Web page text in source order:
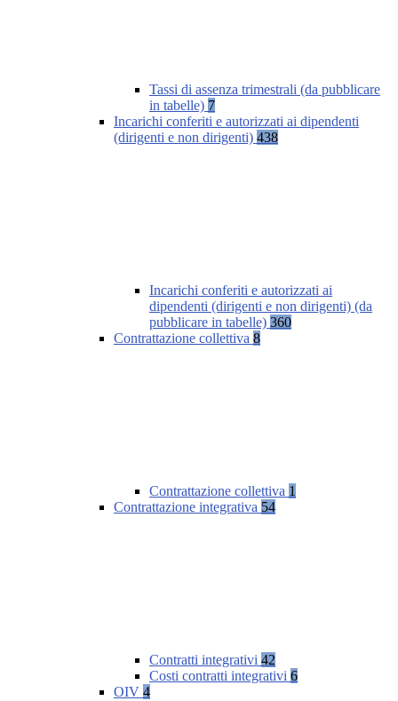
Tassi di assenza trimestrali (da pubblicare
in tabelle) 7
Incarichi conferiti e autorizzati ai dipendenti
(dirigenti e non dirigenti) 438
Incarichi conferiti e autorizzati ai
dipendenti (dirigenti e non dirigenti) (da
pubblicare in tabelle) 360
Contrattazione collettiva 8
Contrattazione collettiva 1
Contrattazione integrativa 54
Contratti integrativi 42
Costi contratti integrativi 6
OIV 4